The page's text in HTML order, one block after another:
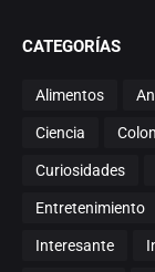
CATEGORÍAS
Alimentos
Ciencia
Curiosidades
Entretenimiento
Interesante